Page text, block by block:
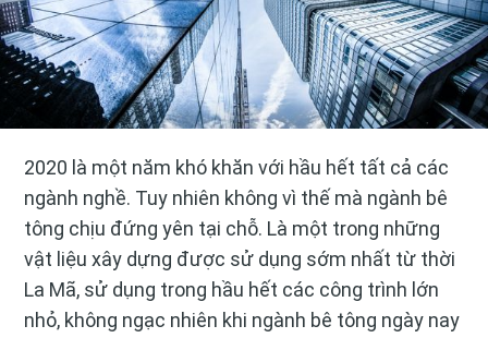
2020 là một năm khó khăn với hầu hết tất cả các
ngành nghề. Tuy nhiên không vì thế mà ngành bê
tông chịu đứng yên tại chỗ. Là một trong những
vật liệu xây dựng được sử dụng sớm nhất từ thời
La Mã, sử dụng trong hầu hết các công trình lớn
nhỏ, không ngạc nhiên khi ngành bê tông ngày nay